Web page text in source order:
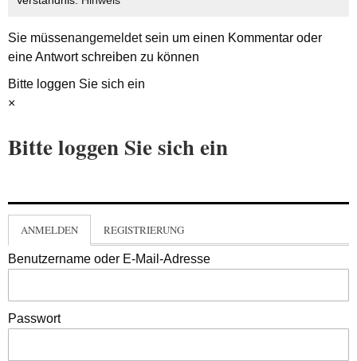
Sie müssenangemeldetsein um einen Kommentar oder
eine Antwort schreiben zu können
Bitte loggen Sie sich ein
×
Bitte loggen Sie sich ein
ANMELDEN REGISTRIERUNG
Benutzername oder E-Mail-Adresse
Passwort